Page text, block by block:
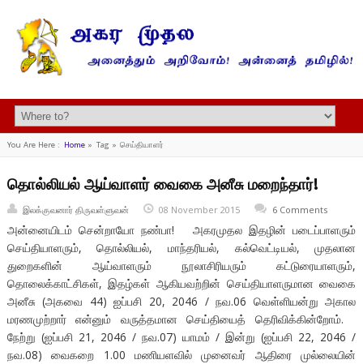
You Are Here : Home» Tag » செய்தியாளர்
தொல்லியல் ஆய்வாளர் வைகை அனீசு மறைந்தார்!
இலக்குவனார் திருவள்ளுவன் 08 November 2015 6 Comments
அன்னையிடம் சென்றாயோ நண்பா! அகரமுதல இதழின் படைப்பாளரும்
செய்தியாளரும், தொல்லியல், மாந்தரியல், கல்வெட்டியல், முதலான
துறைகளின் ஆய்வாளரும் நூலாசிரியரும் கட்டுரையாளரும்,
தொலைக்காட்சிகள், இதழ்கள் ஆகியவற்றின் செய்தியாளருமான வைகை
அனீசு (அகவை 44) ஐப்பசி 20, 2046 / நவ.06 வெள்ளியன்று அகால
மரணமுற்றார் என்னும் வருத்தமான செய்தியைத் தெரிவிக்கின்றோம்.
நேற்று (ஐப்பசி 21, 2046 / நவ.07) யாமம் / இன்று (ஐப்பசி 22, 2046 /
நவ.08) வைகறை 1.00 மணியளவில் முனைவர் ஆதிரை முல்லையின்